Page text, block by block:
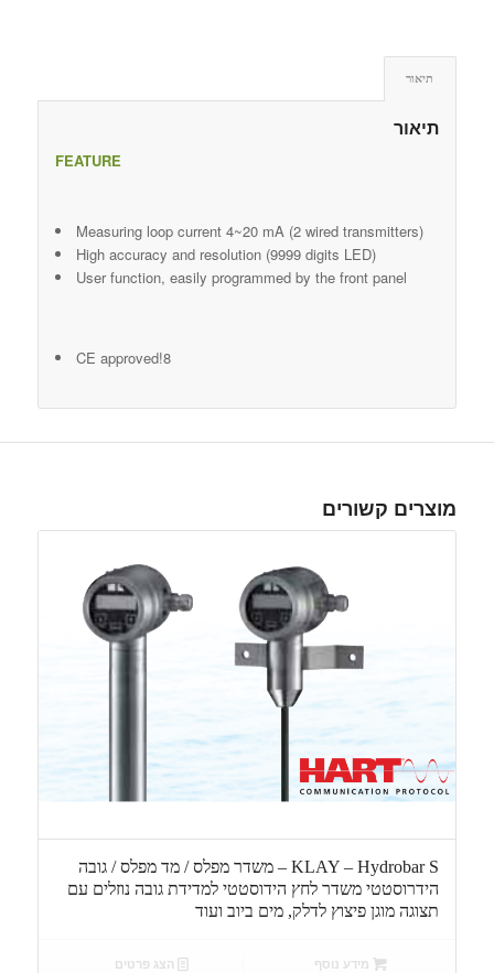
תיאור
תיאור
FEATURE
Measuring loop current 4~20 mA (2 wired transmitters)
High accuracy and resolution (9999 digits LED)
User function, easily programmed by the front panel
CE approved!8
מוצרים קשורים
KLAY – Hydrobar S – משדר מפלס / מד מפלס / גובה
הידרוסטטי משדר לחץ הידוסטטי למדידת גובה נוזלים עם
תצוגה מוגן פיצוץ לדלק, מים ביוב ועוד
מידע נוסף הצג פרטים